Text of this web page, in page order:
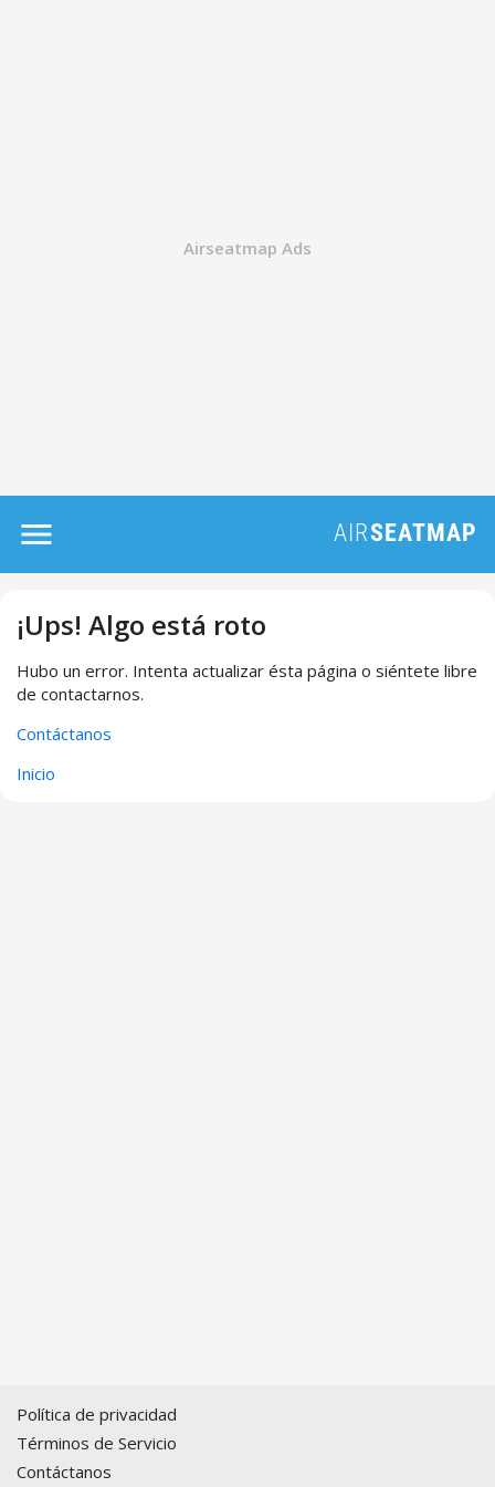
¡Ups! Algo está roto
Hubo un error. Intenta actualizar ésta página o siéntete libre
de contactarnos.
Contáctanos
Inicio
Política de privacidad
Términos de Servicio
Contáctanos